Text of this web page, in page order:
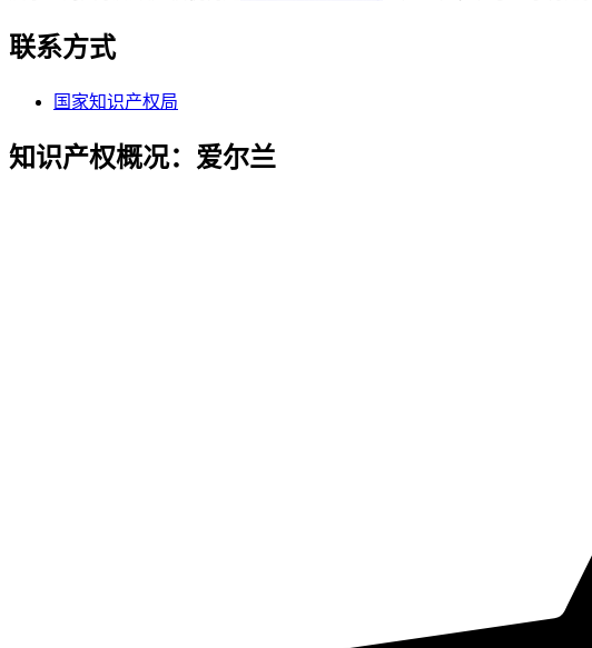
联系方式
国家知识产权局
知识产权概况：爱尔兰